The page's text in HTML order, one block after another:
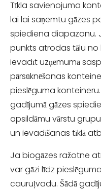
Tīkla savienojuma
lai lai saņemtu gāzes
spiediena diapazonu.
punkts atrodas tālu no
ievadīt uzņēmumā
pārsūknēšanas
pieslēguma
gadījumā gāzes
apsildāmu vārstu
un ievadīšanas tīklā
Ja biogāzes ražotne
var gāzi līdz
cauruļvadu. Šādā